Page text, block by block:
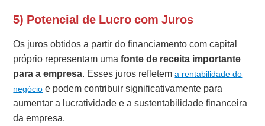
5) Potencial de Lucro com Juros
Os juros obtidos a partir do financiamento com capital
próprio representam umafonte de receita importante
para a empresa. Esses juros refletema rentabilidade do
negócio e podem contribuir significativamente para
aumentar a lucratividade e a sustentabilidade financeira
da empresa.